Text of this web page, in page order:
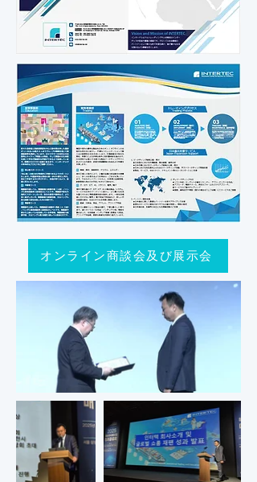
オンライン商談会及び展示会